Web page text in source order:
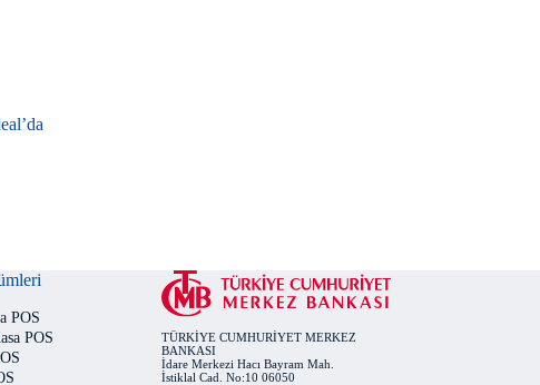
POS
POS
TÜRKİYE CUMHURİYET MERKEZ
BANKASI
İdare Merkezi Hacı Bayram Mah.
İstiklal Cad. No:10 06050